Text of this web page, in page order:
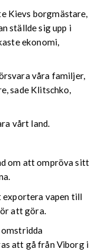
Kievs borgmästare,
ställde sig upp i
ekonomi,
våra familjer,
sade Klitschko,
vårt land.
om att ompröva sitt
vapen till
att göra.
omstridda
att gå från Viborg i